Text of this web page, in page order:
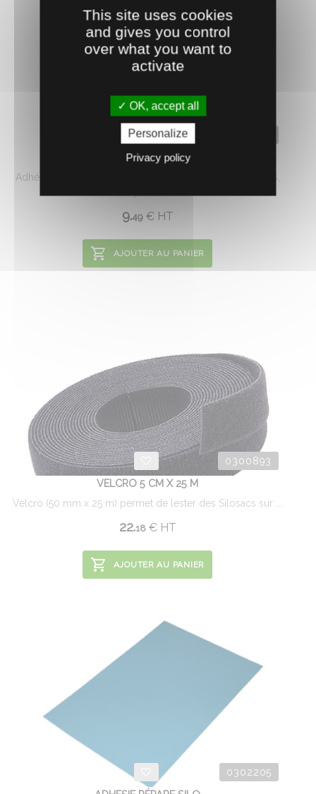
ADHESIF REPAR-SERRE 75 MM X 20 M
Adhésif souple et conformable. Résistant aux moisissures,
9.49 €HT
AJOUTER AU PANIER
0300893
VELCRO 5 CM X 25 M
Velcro (50 mm x 25 m) permet de lester des Silosacs sur ...
22.18 €HT
AJOUTER AU PANIER
0302205
This site uses cookies
and gives you control
over what you want to
activate
OK, accept all
Personalize
Privacy policy